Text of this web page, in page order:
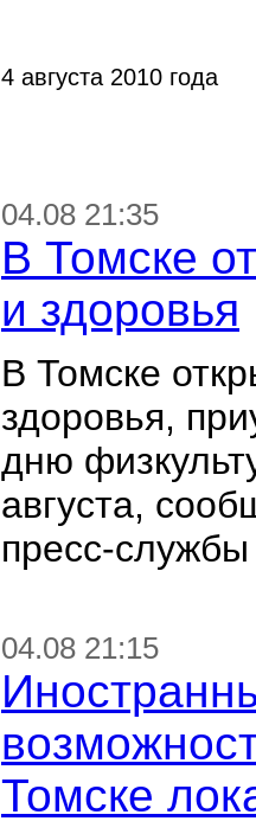
4 августа 2010 года
04.08 21:35
В Томске
и здоровья
В Томске
здоровья,
дню
августа,
пресс-
04.08 21:15
Томске